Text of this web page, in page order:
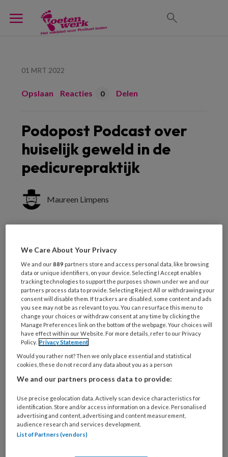
01 MRT 2022
Opslaan Reacties 0 Delen
Podopost Podcast over
huiselijk geweld in de
pedicurepraktijk
Maureen Limpens
fysieke klap in het gezicht. Wat is
huiselijk geweld nu eigenlijk? Wat kun
je als pedicure doen als je vermoedt
dat je cliënt in je behandelstoel ermee
te maken heeft? Hoe beïnvloeden
eventuele eigen ervaringen met
huiselijk geweld je werkzaamheden als
pedicure? Wat moet je als pedicure
met de meldcode huiselijk geweld en
kindermishandeling?
Naar de Podcast
We Care About Your Privacy
We and our889 partners store and access personal data, like browsing
data or unique identifiers, on your device. Selecting I Accept enables
tracking technologies to support the purposes shown under we and our
partners process data to provide. Selecting Reject All or withdrawing your
consent will disable them. If trackers are disabled, some content and ads
you see may not be as relevant to you. You can resurface this menu to
change your choices or withdraw consent at any time by clicking the
Manage Preferences link on the bottom of the webpage. Your choices will
have effect within our Website. For more details, refer to our Privacy
Policy. Privacy Statement
Would you rather not? Then we only place essential and statistical
cookies, these do not record any data about you as a person
We and our partners process data to provide:
Use precise geolocation data. Actively scan device characteristics for
identification. Store and/or access information on a device. Personalised
advertising and content, advertising and content measurement,
audience research and services development.
List of Partners (vendors)